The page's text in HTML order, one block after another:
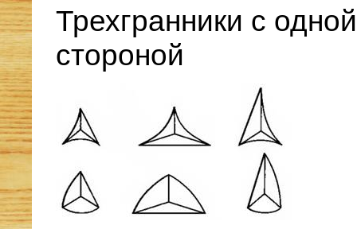
Трехгранники с
стороной